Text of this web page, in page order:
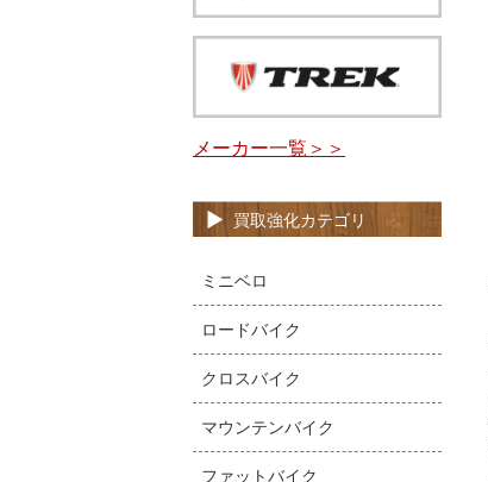
メーカー一覧＞＞
買取強化カテゴリ
ミニベロ
ロードバイク
クロスバイク
マウンテンバイク
ファットバイク